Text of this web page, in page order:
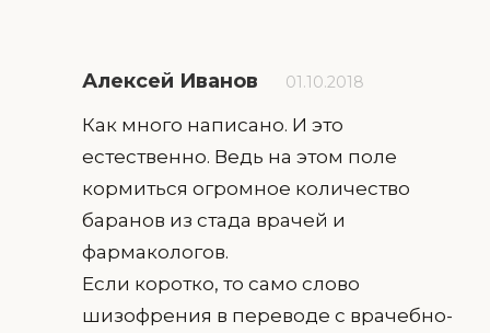
Алексей Иванов 01.10.2018
Как много написано. И это
естественно. Ведь на этом поле
кормиться огромное количество
баранов из стада врачей и
фармакологов.
Если коротко, то само слово
шизофрения в переводе с врачебно-